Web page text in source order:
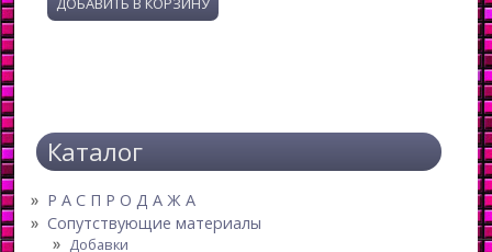
Каталог
Р А С П Р О Д А Ж А
Сопутствующие материалы
Добавки